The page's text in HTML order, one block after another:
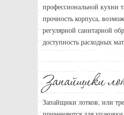
профессиональной кухни
прочность корпуса,
регулярной санитарной
доступность расходных
Запайщики лотков, или